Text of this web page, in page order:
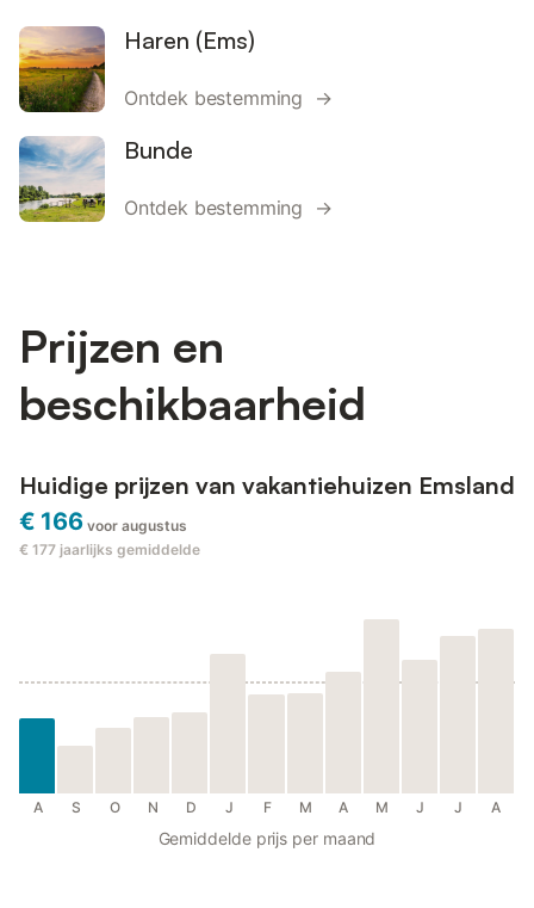
Haren (Ems)
Ontdek bestemming →
Bunde
Ontdek bestemming →
Prijzen en
beschikbaarheid
Huidige prijzen van vakantiehuizen Emsland
€ 166 voor augustus
€ 177 jaarlijks gemiddelde
A S O N D J F M A M J J A
Gemiddelde prijs per maand